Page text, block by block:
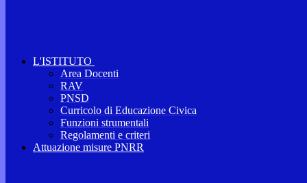
L'ISTITUTO
Area Docenti
RAV
PNSD
Curricolo di Educazione Civica
Funzioni strumentali
Regolamenti e criteri
Attuazione misure PNRR